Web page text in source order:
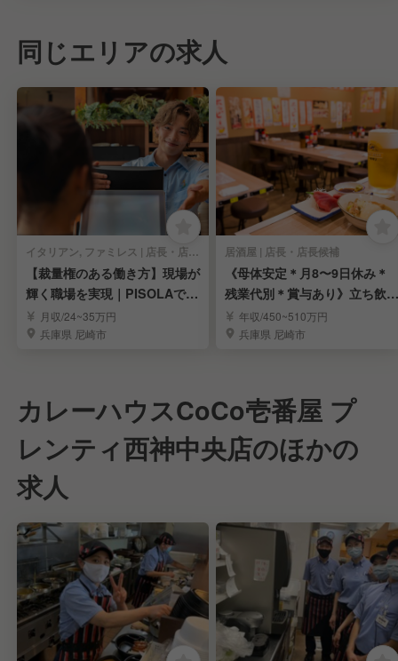
同じエリアの求人
イタリアン, ファミレス | 店長・店長候補
【裁量権のある働き方】現場が
輝く職場を実現｜PISOLAで店
長候補募集
月収/24~35万円
兵庫県 尼崎市
居酒屋 | 店長・店長候補
《母体安定＊月8〜9日休み＊
残業代別＊賞与あり》立ち飲み
居酒屋「晩杯屋」
年収/450~510万円
兵庫県 尼崎市
カレーハウスCoCo壱番屋 プ
レンティ西神中央店のほかの
求人